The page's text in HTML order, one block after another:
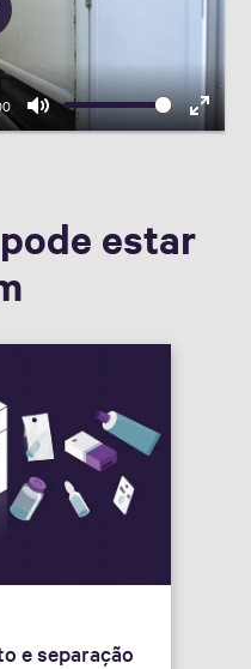
Mute
Enter
estar
e separação